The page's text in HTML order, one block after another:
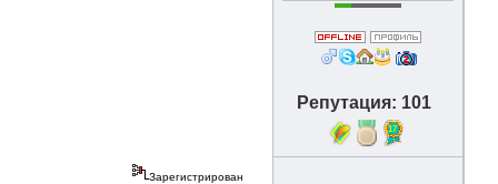
Репутация: 101
17
Зарегистрирован